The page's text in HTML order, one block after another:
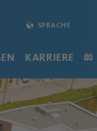
KARRIERE
SPRACHE